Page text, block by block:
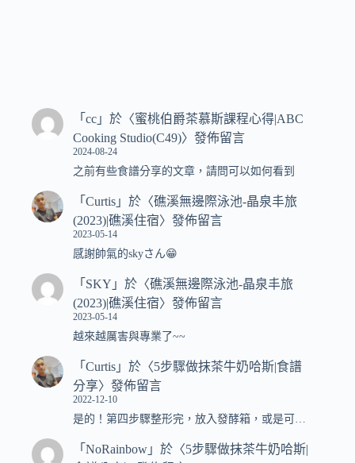
「 cc 」於〈蜜桃伯爵茶慕斯課程心得|ABC
Cooking Studio(C49)〉發佈留言
2024-08-24
之前有些食譜分享的文章，請問可以如何看到
「 Curtis 」於〈礁溪無邊際泳池-晶泉丰旅
(2023)|礁溪住宿〉發佈留言
2023-05-14
感謝帥氣的skyさん😁
「 SKY 」於〈礁溪無邊際泳池-晶泉丰旅
(2023)|礁溪住宿〉發佈留言
2023-05-14
越來越厲害與專業了~~
「 Curtis 」於〈5步驟做抹茶牛奶哈斯|食譜
分享〉發佈留言
2022-12-10
是的！第四步驟整形完，放入發酵箱，或是可…
「 NoRainbow 」於〈5步驟做抹茶牛奶哈斯|